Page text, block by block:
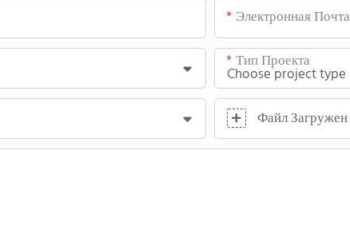
Электронная Почта
Тип Проекта
Файл Загружен